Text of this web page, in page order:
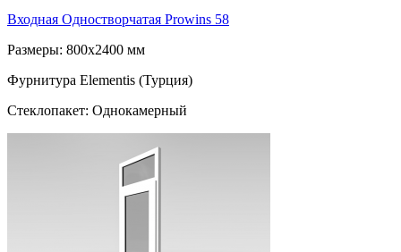
Входная Одностворчатая Prowins 58
Размеры: 800x2400 мм
Фурнитура Elementis (Турция)
Стеклопакет: Однокамерный